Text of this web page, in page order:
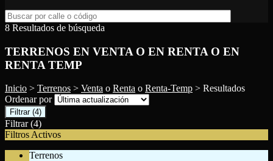
8 Resultados de búsqueda
TERRENOS EN VENTA O EN RENTA O EN
RENTA TEMP
Inicio > Terrenos > Venta o Renta o Renta-Temp > Resultados
Ordenar por
Filtrar (4)
Filtrar (4)
Filtros Activos
Terrenos